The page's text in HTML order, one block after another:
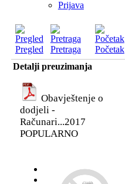
Prijava
Pregled Pretraga
Početak
Detalji preuzimanja
Obavještenje o
dodjeli -
Računari...2017
POPULARNO